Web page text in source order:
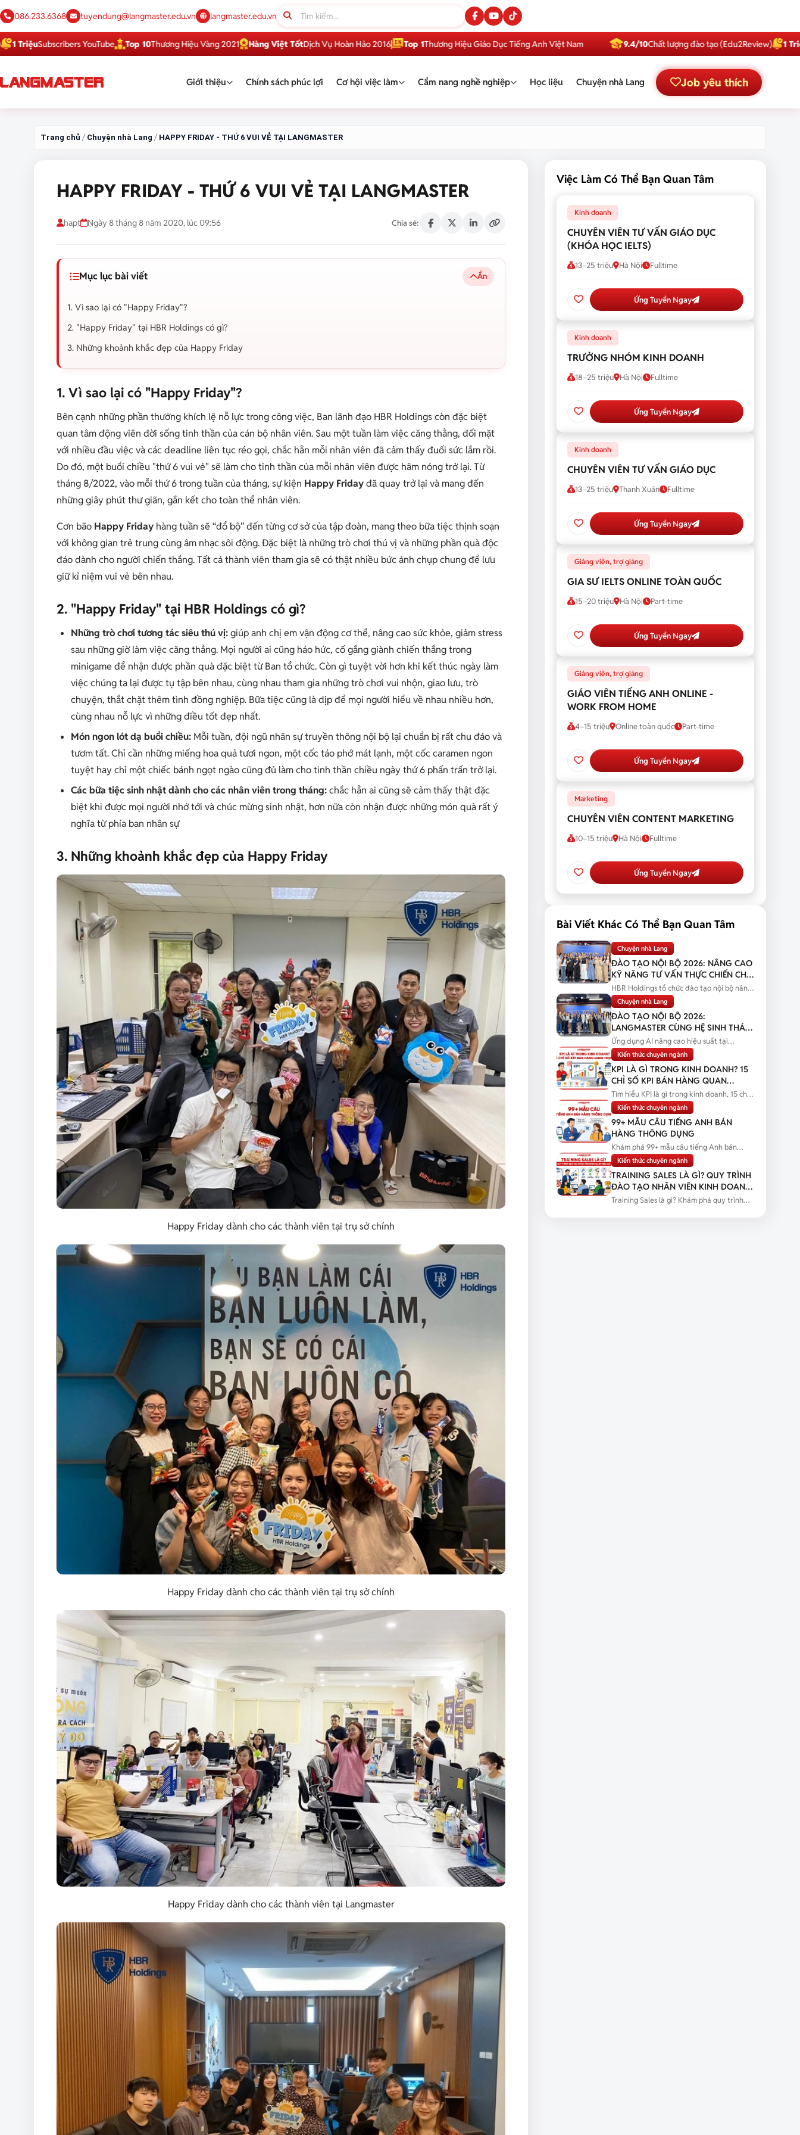
086.233.6368 tuyendung@langmaster.edu.vn langmaster.edu.vn
YouTube Top 10Thương Hiệu Vàng 2021 Hàng Việt TốtDịch Vụ Hoàn Hảo 2016 Top 1Thương Hiệu Giáo Dục Tiếng Anh Việt Nam 9.4/10 Chất lượng đào tạo (Edu2Review) 1 Triệu
Giới thiệu Chính sách phúc lợi Cơ hội việc làm Cẩm nang nghề nghiệp Học liệu Chuyện nhà Lang Job yêu thích
Trang chủ / Chuyện nhà Lang / HAPPY FRIDAY - THỨ 6 VUI VẺ TẠI LANGMASTER
HAPPY FRIDAY - THỨ 6 VUI VẺ TẠI LANGMASTER
hapt Ngày 8 tháng 8 năm 2020, lúc 09:56 Chia sẻ:
Mục lục bài viết Ẩn
1. Vì sao lại có "Happy Friday"?
2. "Happy Friday" tại HBR Holdings có gì?
3. Những khoảnh khắc đẹp của Happy Friday
1. Vì sao lại có "Happy Friday"?
Bên cạnh những phần thưởng khích lệ nỗ lực trong công việc, Ban lãnh đạo HBR Holdings còn đặc biệt
quan tâm động viên đời sống tinh thần của cán bộ nhân viên. Sau một tuần làm việc căng thẳng, đối mặt
với nhiều đầu việc và các deadline liên tục réo gọi, chắc hẳn mỗi nhân viên đã cảm thấy đuối sức lắm rồi.
Do đó, một buổi chiều "thứ 6 vui vẻ" sẽ làm cho tinh thần của mỗi nhân viên được hâm nóng trở lại. Từ
tháng 8/2022, vào mỗi thứ 6 trong tuần của tháng, sự kiện Happy Fridayđã quay trở lại và mang đến
những giây phút thư giãn, gắn kết cho toàn thể nhân viên.
Cơn bão Happy Friday hàng tuần sẽ “đổ bộ” đến từng cơ sở của tập đoàn, mang theo bữa tiệc thịnh soạn
với không gian trẻ trung cùng âm nhạc sôi động. Đặc biệt là những trò chơi thú vị và những phần quà độc
đáo dành cho người chiến thắng. Tất cả thành viên tham gia sẽ có thật nhiều bức ảnh chụp chung để lưu
giữ kỉ niệm vui vẻ bên nhau.
2. "Happy Friday" tại HBR Holdings có gì?
Những trò chơi tương tác siêu thú vị:giúp anh chị em vận động cơ thể, nâng cao sức khỏe, giảm stress
sau những giờ làm việc căng thẳng. Mọi người ai cũng háo hức, cố gắng giành chiến thắng trong
minigame để nhận được phần quà đặc biệt từ Ban tổ chức. Còn gì tuyệt vời hơn khi kết thúc ngày làm
việc chúng ta lại được tụ tập bên nhau, cùng nhau tham gia những trò chơi vui nhộn, giao lưu, trò
chuyện, thắt chặt thêm tình đồng nghiệp. Bữa tiệc cũng là dịp để mọi người hiểu về nhau nhiều hơn,
cùng nhau nỗ lực vì những điều tốt đẹp nhất.
Món ngon lót dạ buổi chiều: Mỗi tuần, đội ngũ nhân sự truyền thông nội bộ lại chuẩn bị rất chu đáo và
tươm tất. Chỉ cần những miếng hoa quả tươi ngon, một cốc táo phớ mát lạnh, một cốc caramen ngon
tuyệt hay chỉ một chiếc bánh ngọt ngào cũng đủ làm cho tinh thần chiều ngày thứ 6 phấn trấn trở lại.
Các bữa tiệc sinh nhật dành cho các nhân viên trong tháng:chắc hẳn ai cũng sẽ cảm thấy thật đặc
biệt khi được mọi người nhớ tới và chúc mừng sinh nhật, hơn nữa còn nhận được những món quà rất ý
nghĩa từ phía ban nhân sự
3. Những khoảnh khắc đẹp của Happy Friday
Happy Friday dành cho các thành viên tại trụ sở chính
Happy Friday dành cho các thành viên tại trụ sở chính
Happy Friday dành cho các thành viên tại Langmaster
Việc Làm Có Thể Bạn Quan Tâm
Kinh doanh
CHUYÊN VIÊN TƯ VẤN GIÁO DỤC
(KHÓA HỌC IELTS)
13–25 triệu Hà Nội Fulltime
Ứng Tuyển Ngay
Kinh doanh
TRƯỞNG NHÓM KINH DOANH
18–25 triệu Hà Nội Fulltime
Ứng Tuyển Ngay
Kinh doanh
CHUYÊN VIÊN TƯ VẤN GIÁO DỤC
13–25 triệu Thanh Xuân Fulltime
Ứng Tuyển Ngay
Giảng viên, trợ giảng
GIA SƯ IELTS ONLINE TOÀN QUỐC
15–20 triệu Hà Nội Part-time
Ứng Tuyển Ngay
Giảng viên, trợ giảng
GIÁO VIÊN TIẾNG ANH ONLINE -
WORK FROM HOME
4–15 triệu Online toàn quốc Part-time
Ứng Tuyển Ngay
Marketing
CHUYÊN VIÊN CONTENT MARKETING
10–15 triệu Hà Nội Fulltime
Ứng Tuyển Ngay
Bài Viết Khác Có Thể Bạn Quan Tâm
Chuyện nhà Lang
ĐÀO TẠO NỘI BỘ 2026: NÂNG CAO
KỸ NĂNG TƯ VẤN THỰC CHIẾN CHO
ĐỘI NGŨ SALES
HBR Holdings tổ chức đào tạo nội bộ nâng
cao kỹ năng tư vấn thực chiến...
Chuyện nhà Lang
ĐÀO TẠO NỘI BỘ 2026:
LANGMASTER CÙNG HỆ SINH THÁI
HBR HOLDINGS NÂNG CAO NĂNG
LỰC ỨNG DỤNG AI
Ứng dụng AI nâng cao hiệu suất tại
Langmaster qua chương trình đào tạo...
Kiến thức chuyên ngành
KPI LÀ GÌ TRONG KINH DOANH? 15
CHỈ SỐ KPI BÁN HÀNG QUAN
TRỌNG
Tìm hiểu KPI là gì trong kinh doanh, 15 chỉ
số KPI bán hàng quan trọng...
Kiến thức chuyên ngành
99+ MẪU CÂU TIẾNG ANH BÁN
HÀNG THÔNG DỤNG
Khám phá 99+ mẫu câu tiếng Anh bán
hàng thông dụng kèm tình huống thực...
Kiến thức chuyên ngành
TRAINING SALES LÀ GÌ? QUY TRÌNH
ĐÀO TẠO NHÂN VIÊN KINH DOANH
HIỆU QUẢ
Training Sales là gì? Khám phá quy trình